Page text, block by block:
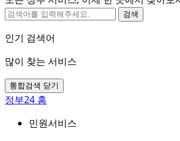
검색
인기 검색어
많이 찾는 서비스
통합검색 닫기
정부24 홈
민원서비스